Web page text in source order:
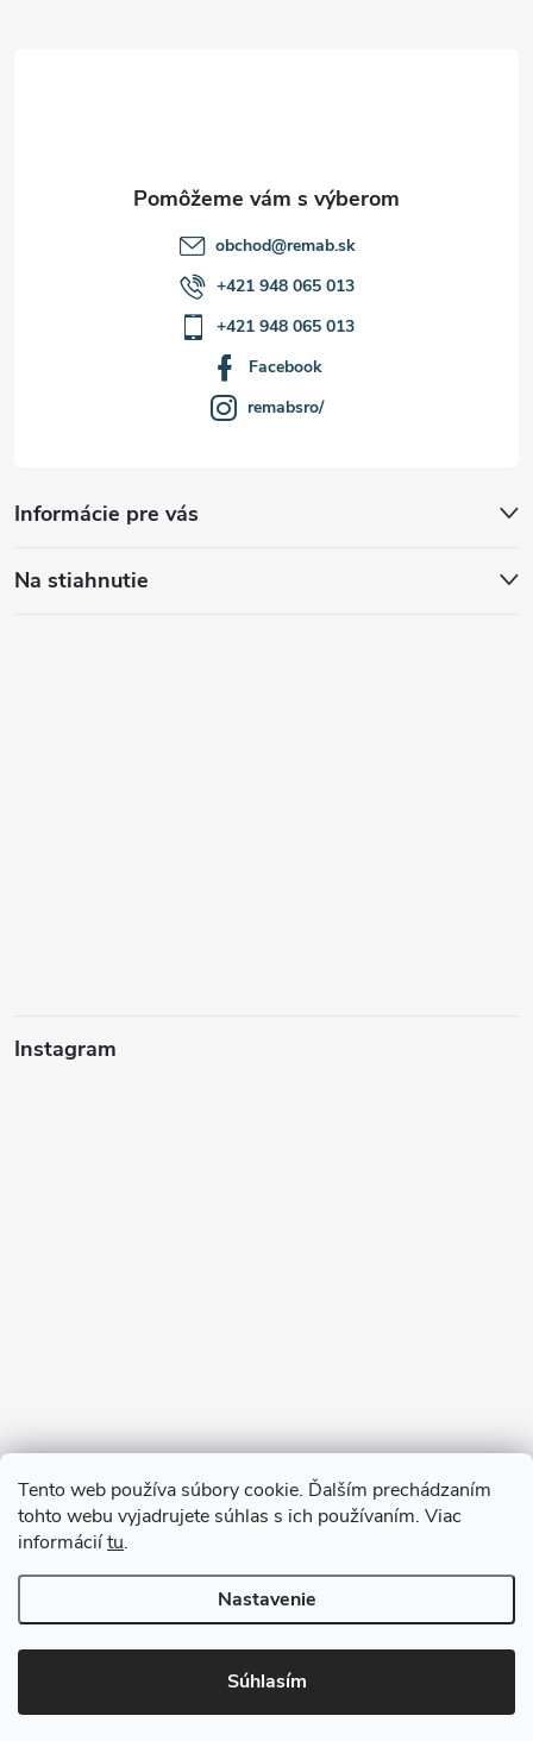
Tento web používa súbory cookie. Ďalším prechádzaním
tohto webu vyjadrujete súhlas s ich používaním. Viac
informáciítu.
Nastavenie
Súhlasím
Informácie pre vás
Na stiahnutie
Instagram
Sledovať na Instagrame
obchod@remab.sk
+421 948 065 013
+421 948 065 013
Facebook
remabsro/
Copyright 2026remab.sk. Všetky práva vyhradené.